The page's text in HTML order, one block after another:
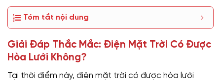
Tóm tắt nội dung
Giải Đáp Thắc Mắc: Điện Mặt Trời Có Được
Hòa Lưới Không?
Tại thời điểm này, điện mặt trời có được hòa lưới